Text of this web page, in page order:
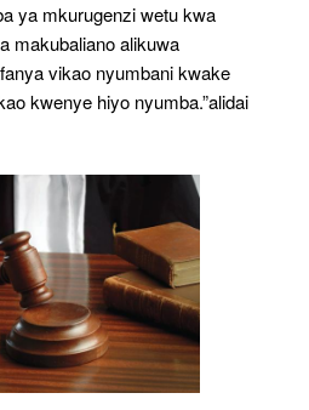
ya mkurugenzi wetu kwa
makubaliano alikuwa
vikao nyumbani kwake
kwenye hiyo nyumba.”alidai